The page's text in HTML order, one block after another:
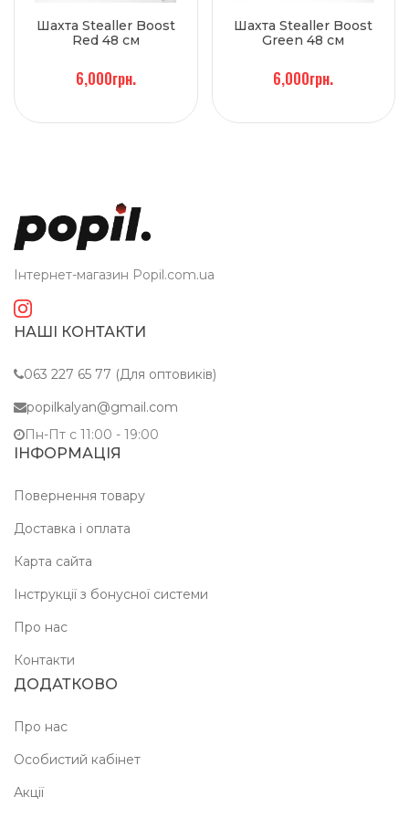
Шахта Stealler Boost
Red 48 см
6,000грн.
Шахта Stealler Boost
Green 48 см
6,000грн.
Інтернет-магазин Popil.com.ua
НАШІ КОНТАКТИ
063 227 65 77 (Для оптовиків)
popilkalyan@gmail.com
Пн-Пт c 11:00 - 19:00
ІНФОРМАЦІЯ
Повернення товару
Доставка і оплата
Карта сайта
Інструкції з бонусної системи
Про нас
Контакти
ДОДАТКОВО
Про нас
Особистий кабінет
Акції